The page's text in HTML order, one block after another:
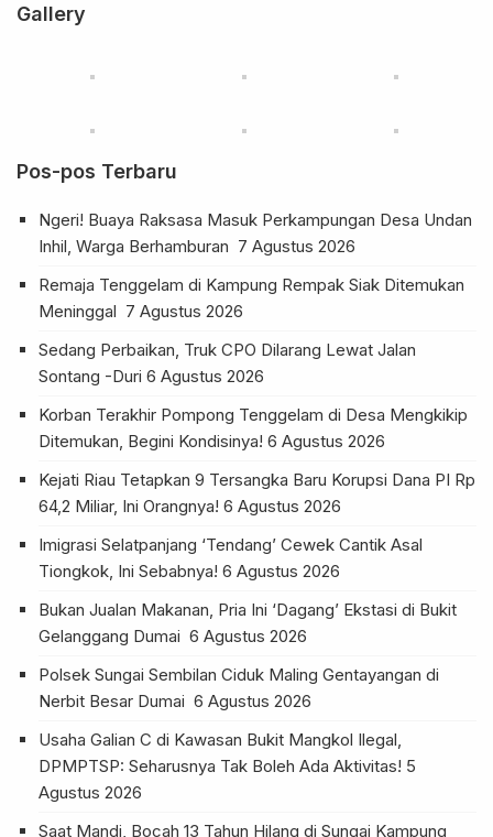
Gallery
Pos-pos Terbaru
Ngeri! Buaya Raksasa Masuk Perkampungan Desa Undan
Inhil, Warga Berhamburan 7 Agustus 2026
Remaja Tenggelam di Kampung Rempak Siak Ditemukan
Meninggal 7 Agustus 2026
Sedang Perbaikan, Truk CPO Dilarang Lewat Jalan
Sontang -Duri 6 Agustus 2026
Korban Terakhir Pompong Tenggelam di Desa Mengkikip
Ditemukan, Begini Kondisinya! 6 Agustus 2026
Kejati Riau Tetapkan 9 Tersangka Baru Korupsi Dana PI Rp
64,2 Miliar, Ini Orangnya! 6 Agustus 2026
Imigrasi Selatpanjang ‘Tendang’ Cewek Cantik Asal
Tiongkok, Ini Sebabnya! 6 Agustus 2026
Bukan Jualan Makanan, Pria Ini ‘Dagang’ Ekstasi di Bukit
Gelanggang Dumai 6 Agustus 2026
Polsek Sungai Sembilan Ciduk Maling Gentayangan di
Nerbit Besar Dumai 6 Agustus 2026
Usaha Galian C di Kawasan Bukit Mangkol Ilegal,
DPMPTSP: Seharusnya Tak Boleh Ada Aktivitas! 5
Agustus 2026
Saat Mandi, Bocah 13 Tahun Hilang di Sungai Kampung